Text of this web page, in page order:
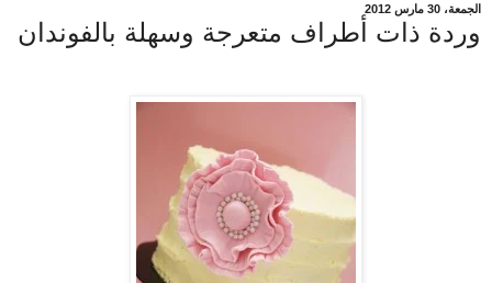
الجمعة، 30 مارس 2012
وردة ذات أطراف متعرجة وسهلة بالفوندان